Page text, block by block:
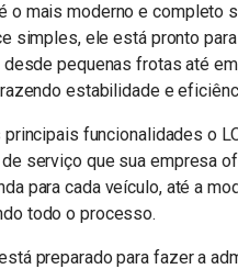
o mais moderno e
simples, ele está pronto
pequenas frotas até
estabilidade e
principais funcionalidades o
serviço que sua empresa
para cada veículo, até a
todo o processo.
preparado para fazer a